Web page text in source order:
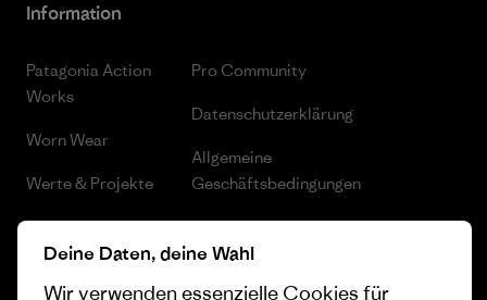
Information
Patagonia Action
Works
Worn Wear
Werte & Projekte
Progress Report
Pro Community
Datenschutzerklärung
Allgemeine
Geschäftsbedingungen
Cookie Einstellungen
Deine Daten, deine Wahl
Wir verwenden essenzielle Cookies für